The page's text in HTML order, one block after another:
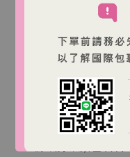
僅供外用。首次使
後或眼周外側），
避免直接接觸眼睛
若出現紅腫、刺痛
專業人士。
請置於陰涼乾燥處